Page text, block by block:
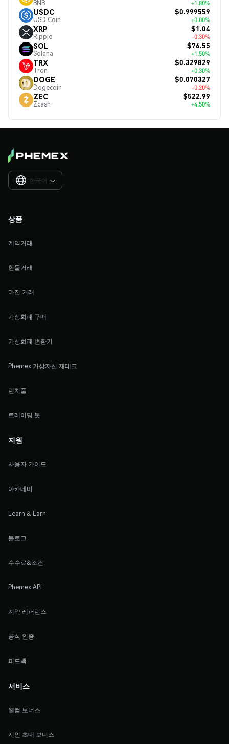
BNB +1.80%
USDC
USD Coin
$0.999559
+0.00%
XRP
Ripple
$1.04
-0.30%
SOL
Solana
$76.55
+1.50%
TRX
Tron
$0.329829
+0.30%
DOGE
Dogecoin
$0.070327
-0.20%
ZEC
Zcash
$522.99
+4.50%
한국어 
상품
계약거래
현물거래
마진 거래
가상화폐 구매
가상화폐 변환기
Phemex 가상자산 재테크
런치풀
트레이딩 봇
지원
사용자 가이드
아카데미
Learn & Earn
블로그
수수료&조건
Phemex API
계약 레퍼런스
공식 인증
피드백
서비스
웰컴 보너스
지인 초대 보너스